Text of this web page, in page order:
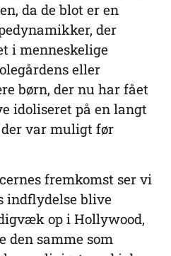
da de blot er en
der
i menneskelige
eller
børn, der nu har fået
idoliseret på en langt
var muligt før
fremkomst ser vi
indflydelse blive
op i Hollywood,
den samme som